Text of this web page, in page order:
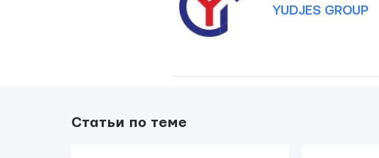
YUDJES GROUP
Статьи по теме
Мы вам ответим в течении